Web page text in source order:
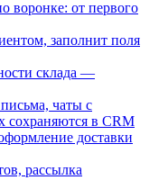
воронке: от первого
заполнит поля
склада —
чаты с
сохраняются в CRM
доставки
рассылка